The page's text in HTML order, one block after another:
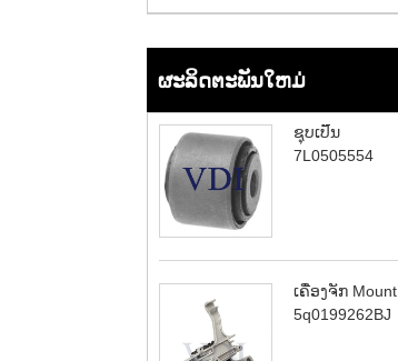
ຜະລິດຕະພັນໃຫມ່
ຊຸບເປີ້ນ
7L0505554
ເຄື່ອງຈັກ Mount
5q0199262BJ